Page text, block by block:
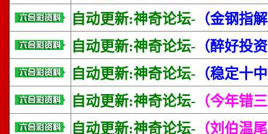
自动更新:神奇论坛- （金钢指
自动更新:神奇论坛- （醉好投
自动更新:神奇论坛- （稳定十
自动更新:神奇论坛- （今年错
自动更新:神奇论坛- （刘伯温